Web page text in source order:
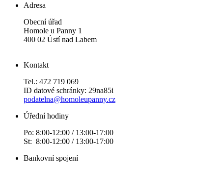
Adresa
Obecní úřad
Homole u Panny 1
400 02 Ústí nad Labem
Kontakt
Tel.: 472 719 069
ID datové schránky: 29na85i
podatelna@homoleupanny.cz
Úřední hodiny
Po: 8:00-12:00 / 13:00-17:00
St: 8:00-12:00 / 13:00-17:00
Bankovní spojení